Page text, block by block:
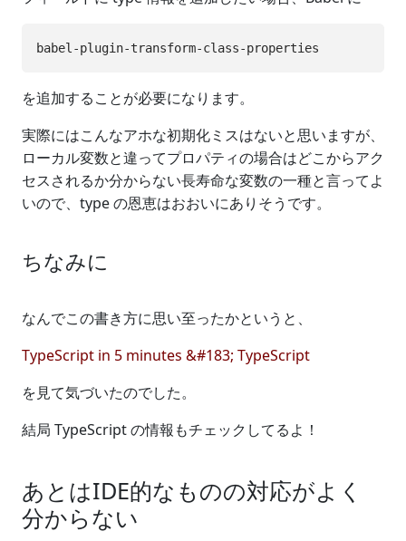
を追加することが必要になります。
実際にはこんなアホな初期化ミスはないと思いますが、
ローカル変数と違ってプロパティの場合はどこからアク
セスされるか分からない長寿命な変数の一種と言ってよ
いので、type の恩恵はおおいにありそうです。
ちなみに
なんでこの書き方に思い至ったかというと、
TypeScript in 5 minutes &#183; TypeScript
を見て気づいたのでした。
結局 TypeScript の情報もチェックしてるよ！
あとはIDE的なものの対応がよく
分からない